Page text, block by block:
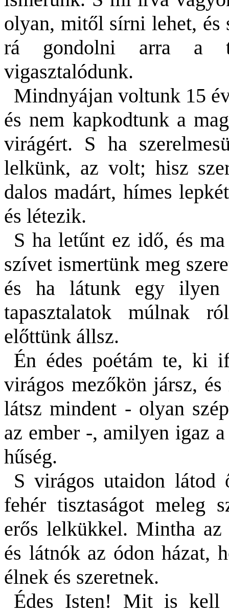
olyan, mitől sírni lehet, és
rá gondolni arra a
vigasztalódunk.
Mindnyájan voltunk 15
és nem kapkodtunk a
virágért. S ha
lelkünk, az volt; hisz
dalos madárt, hímes
és létezik.
S ha letűnt ez idő, és
szívet ismertünk meg
és ha látunk egy ilyen
tapasztalatok múlnak
előttünk állsz.
Én édes poétám te, ki
virágos mezőkön jársz,
látsz mindent - olyan
az ember -, amilyen igaz
hűség.
S virágos utaidon látod
fehér tisztaságot meleg
erős lelkükkel. Mintha az
és látnókaz ódon házat,
élnek és szeretnek.
Édes Isten! Mit is kell